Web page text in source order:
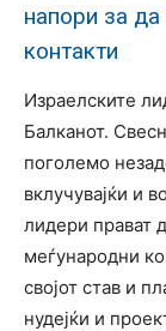
напори за
контакти
Израелските
Балканот.
поголемо
вклучувајќи и
лидери прават
меѓународни
својот став и
нудејќи и